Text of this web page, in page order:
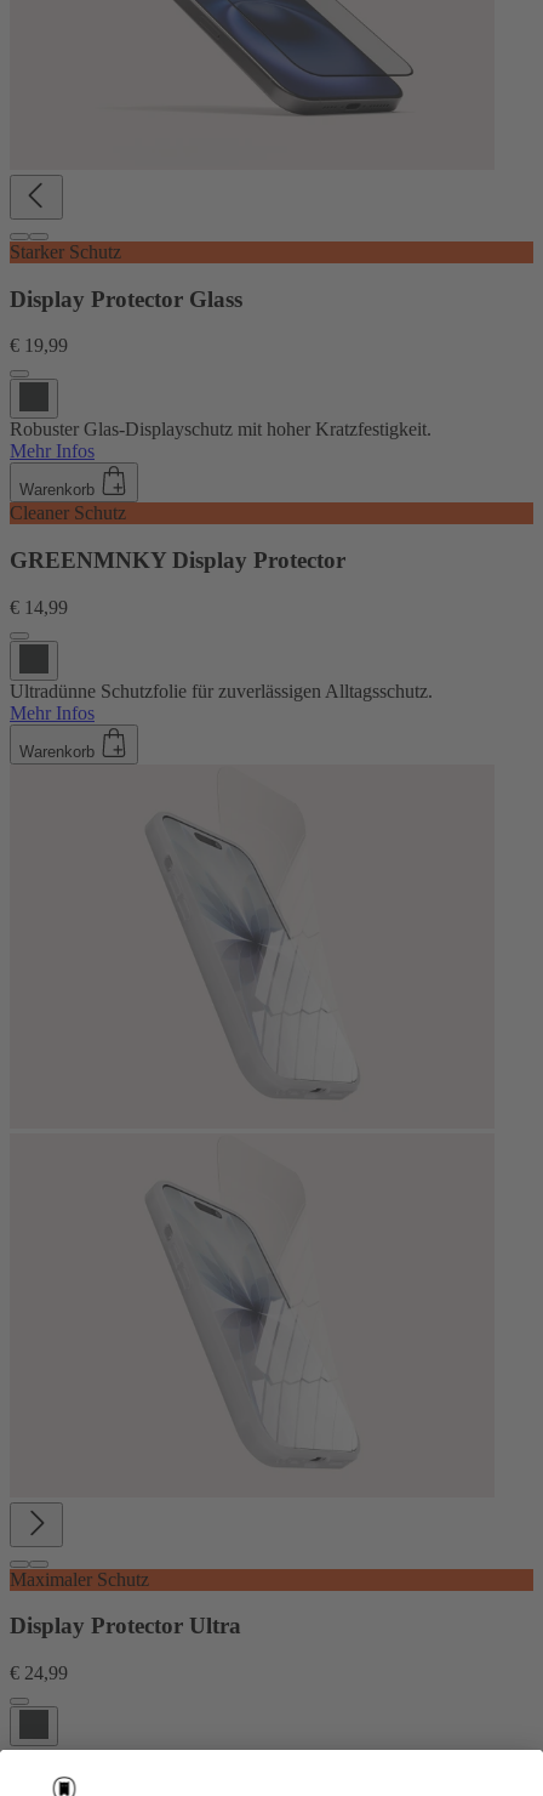
Starker Schutz
Display Protector Glass
€ 19,99
Robuster Glas-Displayschutz mit hoher Kratzfestigkeit.
Mehr Infos
Warenkorb
Cleaner Schutz
GREENMNKY Display Protector
€ 14,99
Ultradünne Schutzfolie für zuverlässigen Alltagsschutz.
Mehr Infos
Warenkorb
Maximaler Schutz
Display Protector Ultra
€ 24,99
Extrem widerstandsfähiger Displayschutz mit maximalem Schutz
ohne Splittern.